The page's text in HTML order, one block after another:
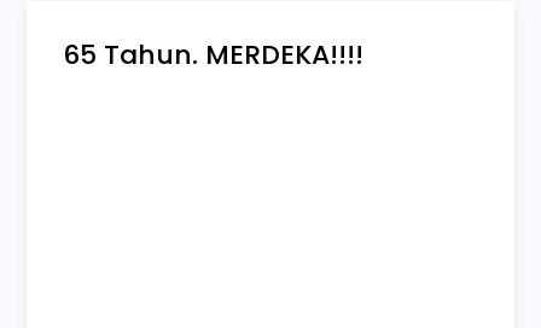
65 Tahun. MERDEKA!!!!